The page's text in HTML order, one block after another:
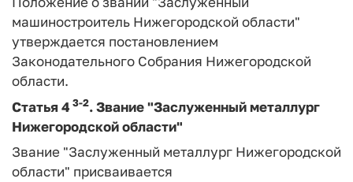
машиностроитель Нижегородской области"
утверждается постановлением
Законодательного Собрания Нижегородской
области.
Статья 4 3-2.Звание "Заслуженный металлург
Нижегородской области"
Звание "Заслуженный металлург Нижегородской
области" присваивается